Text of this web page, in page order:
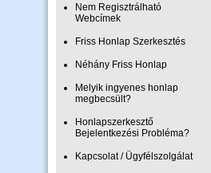
Nem Regisztrálható
Webcímek
Friss Honlap Szerkesztés
Néhány Friss Honlap
Melyik ingyenes honlap
megbecsült?
Honlapszerkesztő
Bejelentkezési Probléma?
Kapcsolat / Ügyfélszolgálat